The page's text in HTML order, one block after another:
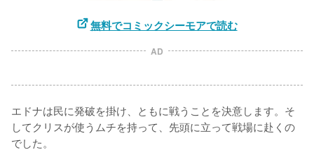
無料でコミックシーモアで読む
AD
エドナは民に発破を掛け、ともに戦うことを決意します。そ
してクリスが使うムチを持って、先頭に立って戦場に赴くの
でした。